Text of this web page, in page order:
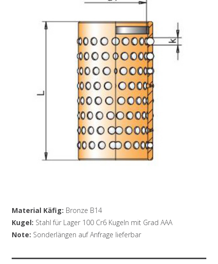
Material Käfig: Bronze B14
Kugel: Stahl für Lager 100 Cr6 Kugeln mit Grad AAA
Note: Sonderlängen auf Anfrage lieferbar